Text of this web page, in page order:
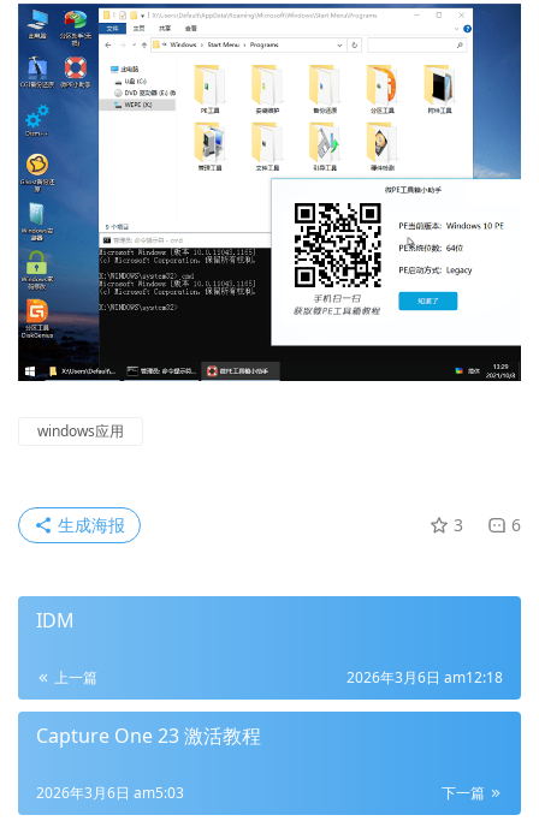
windows应用
3 6
生成海报
IDM
上一篇 2026年3月6日 am12:18
Capture One 23 激活教程
下一篇
2026年3月6日 am5:03